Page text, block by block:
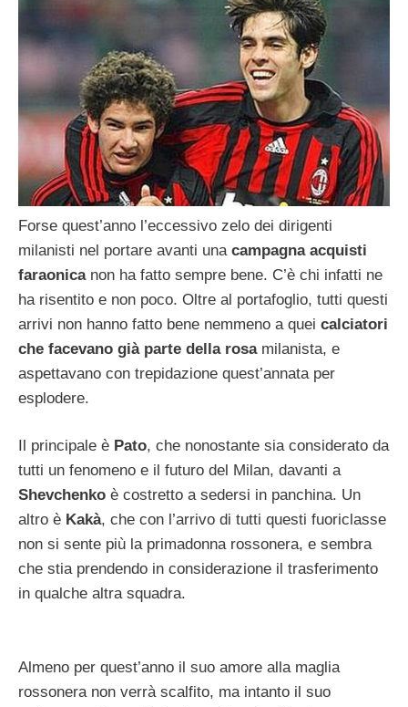
Forse quest’anno l’eccessivo zelo dei dirigenti
milanisti nel portare avanti una campagna acquisti
faraonica non ha fatto sempre bene. C’è chi infatti ne
ha risentito e non poco. Oltre al portafoglio, tutti questi
arrivi non hanno fatto bene nemmeno a quei calciatori
che facevano già parte della rosamilanista, e
aspettavano con trepidazione quest’annata per
esplodere.
Il principale è Pato, che nonostante sia considerato da
tutti un fenomeno e il futuro del Milan, davanti a
Shevchenko è costretto a sedersi in panchina. Un
altro è Kakà, che con l’arrivo di tutti questi fuoriclasse
non si sente più la primadonna rossonera, e sembra
che stia prendendo in considerazione il trasferimento
in qualche altra squadra.
Almeno per quest’anno il suo amore alla maglia
rossonera non verrà scalfito, ma intanto il suo